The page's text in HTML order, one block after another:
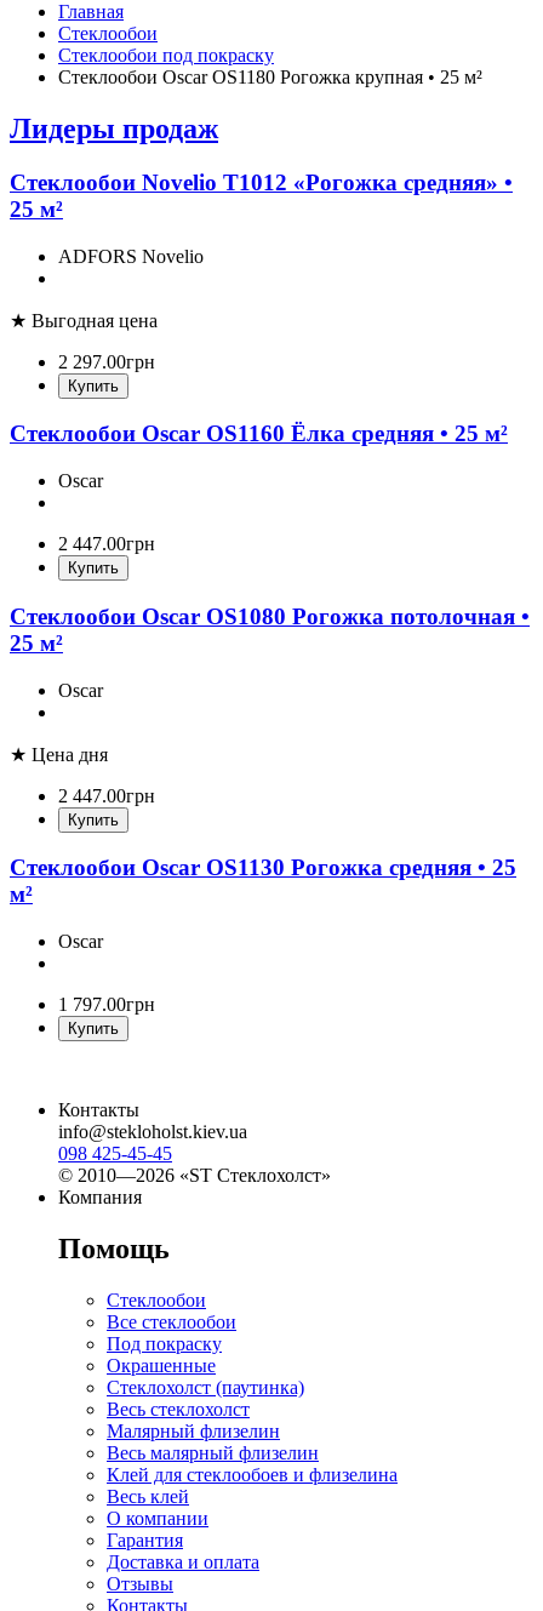
Главная
Стеклообои
Стеклообои под покраску
Стеклообои Oscar OS1180 Рогожка крупная • 25 м²
Лидеры продаж
Стеклообои Novelio T1012 «Рогожка средняя» •
25 м²
ADFORS Novelio
★ Выгодная цена
2 297.00грн
Купить
Стеклообои Oscar OS1160 Ёлка средняя • 25 м²
Oscar
2 447.00грн
Купить
Стеклообои Oscar OS1080 Рогожка потолочная •
25 м²
Oscar
★ Цена дня
2 447.00грн
Купить
Стеклообои Oscar OS1130 Рогожка средняя • 25
м²
Oscar
1 797.00грн
Купить
Контакты
info@stekloholst.kiev.ua
098 425-45-45
© 2010—2026 «ST Стеклохолст»
Компания
Помощь
Стеклообои
Все стеклообои
Под покраску
Окрашенные
Стеклохолст (паутинка)
Весь стеклохолст
Малярный флизелин
Весь малярный флизелин
Клей для стеклообоев и флизелина
Весь клей
О компании
Гарантия
Доставка и оплата
Отзывы
Контакты